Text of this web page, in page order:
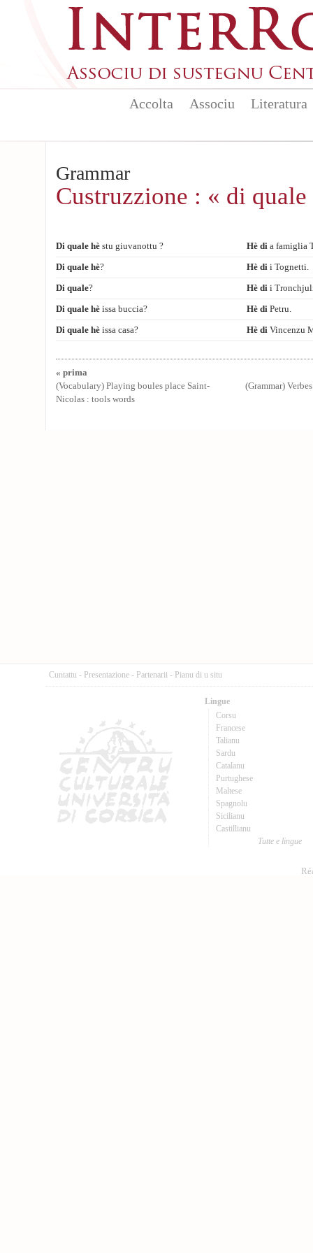
Accolta Associu Literatura
Grammar
Custruzzione : « di quale
Di quale hè stu giuvanottu ? Hè di a famiglia
Di quale hè? Hè di i Tognetti.
Di quale? Hè di i
Di quale hè issa buccia? Hè di Petru.
Di quale hè issa casa? Hè di Vincenzu
« prima
(Vocabulary) Playing boules place Saint-
Nicolas : tools words
(Grammar)
Cuntattu - Presentazione - Partenarii - Pianu di u situ
Lingue
Corsu
Francese
Talianu
Sardu
Catalanu
Purtughese
Maltese
Spagnolu
Sicilianu
Castillianu
Tutte e lingue